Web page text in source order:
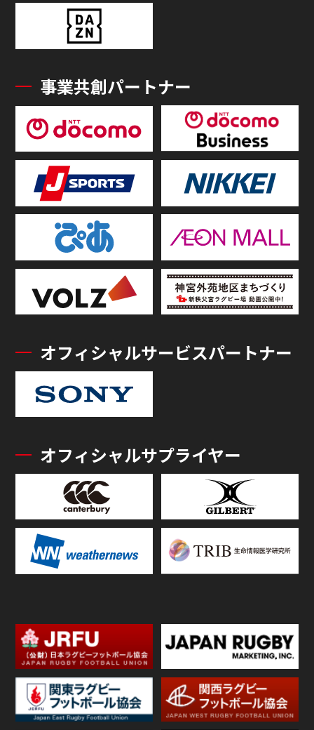
事業共創パートナー
オフィシャルサービスパートナー
オフィシャルサプライヤー